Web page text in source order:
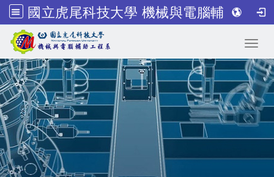
國立虎尾科技大學 機械與電腦輔助工程系
跳到主要內容